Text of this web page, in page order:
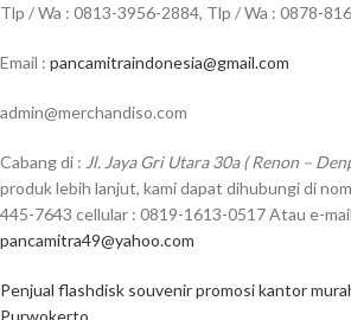
Tlp / Wa : 0813-3956-2884, Tlp / Wa : 0878-
Email : pancamitraindonesia@gmail.com
admin@merchandiso.com
Cabang di : Jl. Jaya Gri Utara 30a ( Renon –
produk lebih lanjut, kami dapat dihubungi di
445-7643 cellular : 0819-1613-0517 Atau e-
pancamitra49@yahoo.com
Penjual flashdisk souvenir promosi kantor
Purwokerto